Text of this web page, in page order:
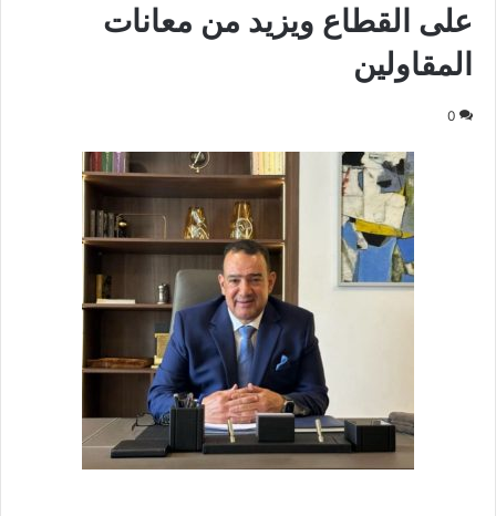
على القطاع ويزيد من معانات
المقاولين
0